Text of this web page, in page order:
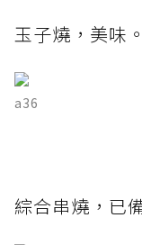
玉子燒，美味。
a36
綜合串燒，已